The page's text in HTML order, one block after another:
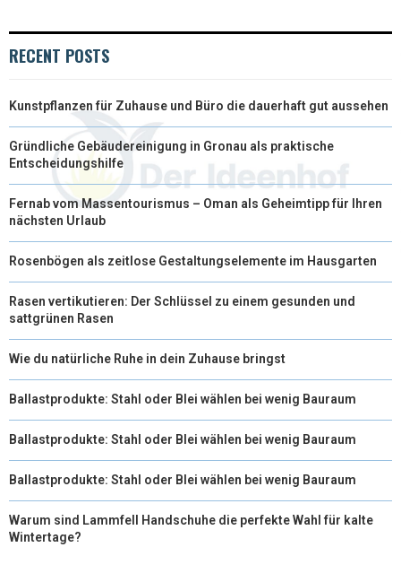
RECENT POSTS
Kunstpflanzen für Zuhause und Büro die dauerhaft gut aussehen
Gründliche Gebäudereinigung in Gronau als praktische
Entscheidungshilfe
Fernab vom Massentourismus – Oman als Geheimtipp für Ihren
nächsten Urlaub
Rosenbögen als zeitlose Gestaltungselemente im Hausgarten
Rasen vertikutieren: Der Schlüssel zu einem gesunden und
sattgrünen Rasen
Wie du natürliche Ruhe in dein Zuhause bringst
Ballastprodukte: Stahl oder Blei wählen bei wenig Bauraum
Ballastprodukte: Stahl oder Blei wählen bei wenig Bauraum
Ballastprodukte: Stahl oder Blei wählen bei wenig Bauraum
Warum sind Lammfell Handschuhe die perfekte Wahl für kalte
Wintertage?